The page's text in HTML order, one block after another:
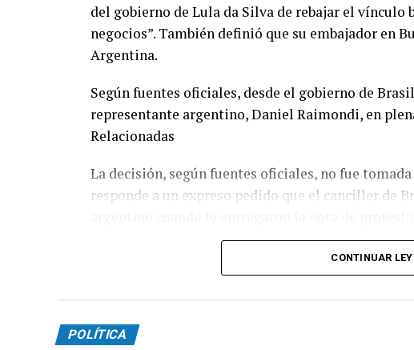
del gobierno de Lula da Silva de rebajar el vínculo
negocios”. También definió que su embajador en
Argentina.
Según fuentes oficiales, desde el gobierno de
representante argentino, Daniel Raimondi, en
Relacionadas
La decisión, según fuentes oficiales, no fue
responde a un expreso pedido que el canciller de
momento, no volvería a Buenos Aires.
La estrategia política de Brasilia posiblemente se
nacionalismo y esquivar lo que puedan llegar a
CONTINUAR
POLÍTICA